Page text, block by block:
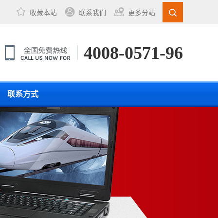
收藏本站 联系我们 更多分站
4008-0571-96
联系方式